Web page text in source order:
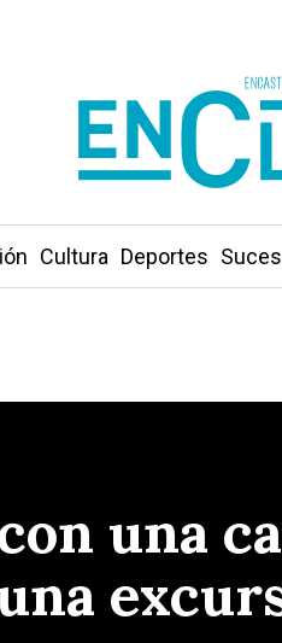
Cultura Deportes
una